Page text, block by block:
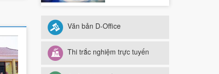
Văn bản D-Office
Thi trắc nghiệm trực tuyến